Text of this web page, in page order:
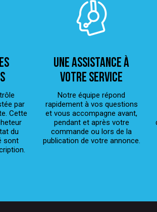
par
Cette
du
sont
Une assistance à
votre service
Notre équipe répond
rapidement à vos questions
et vous accompagne avant,
pendant et après votre
commande ou lors de la
publication de votre annonce.